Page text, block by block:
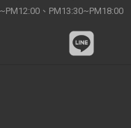
、PM13:30~PM18:00